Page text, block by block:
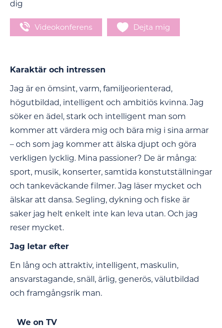
dig
Videokonferens Dejta mig
Karaktär och intressen
Jag är en ömsint, varm, familjeorienterad,
högutbildad, intelligent och ambitiös kvinna. Jag
söker en ädel, stark och intelligent man som
kommer att värdera mig och bära mig i sina armar
– och som jag kommer att älska djupt och göra
verkligen lycklig. Mina passioner? De är många:
sport, musik, konserter, samtida konstutställningar
och tankeväckande filmer. Jag läser mycket och
älskar att dansa. Segling, dykning och fiske är
saker jag helt enkelt inte kan leva utan. Och jag
reser mycket.
Jag letar efter
En lång och attraktiv, intelligent, maskulin,
ansvarstagande, snäll, ärlig, generös, välutbildad
och framgångsrik man.
We on TV